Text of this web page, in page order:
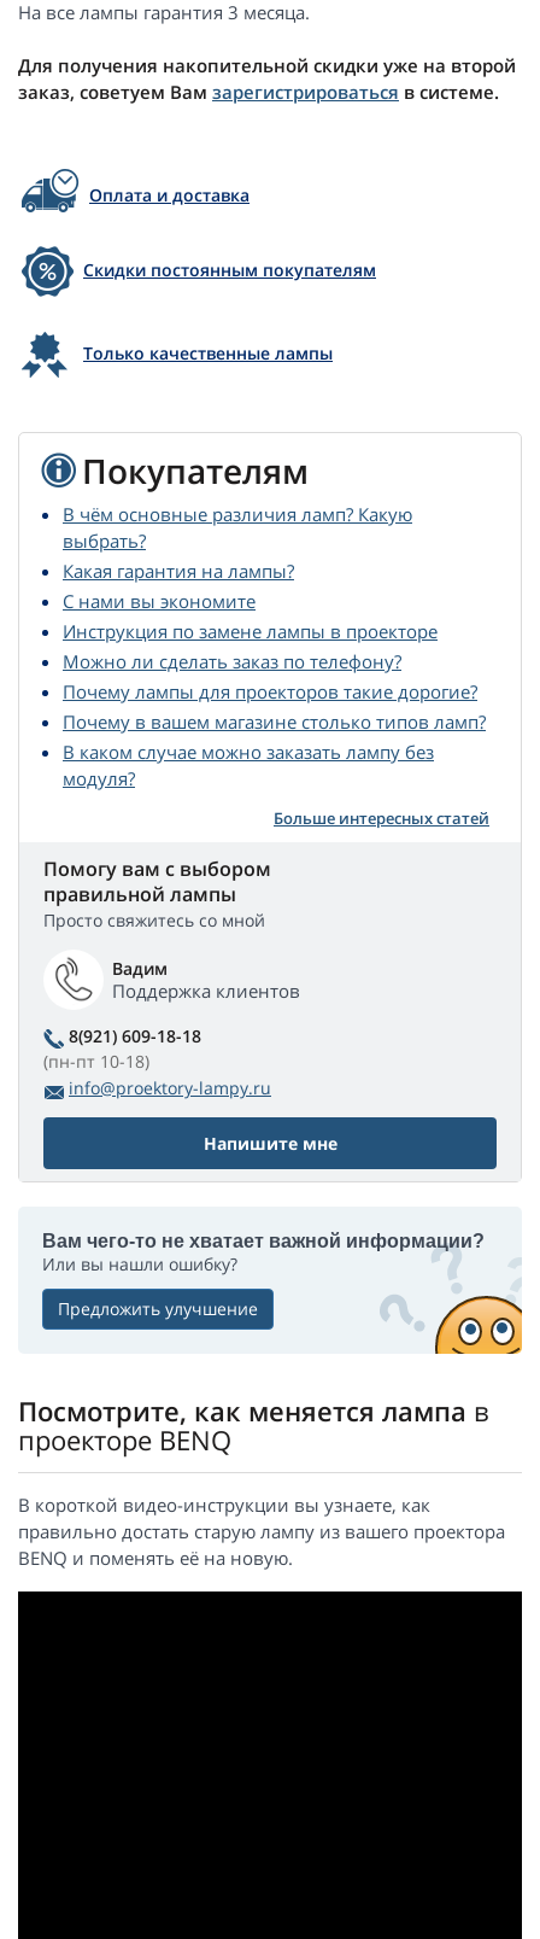
На все лампы гарантия 3 месяца.
Для получения накопительной скидки уже на второй
заказ, советуем Вам зарегистрироваться в системе.
Оплата и доставка
Скидки постоянным покупателям
Только качественные лампы
Покупателям
В чём основные различия ламп? Какую
выбрать?
Какая гарантия на лампы?
С нами вы экономите
Инструкция по замене лампы в проекторе
Можно ли сделать заказ по телефону?
Почему лампы для проекторов такие дорогие?
Почему в вашем магазине столько типов ламп?
В каком случае можно заказать лампу без
модуля?
Больше интересных статей
Помогу вам с выбором
правильной лампы
Просто свяжитесь со мной
Вадим
Поддержка клиентов
8(921) 609-18-18
(пн-пт 10-18)
info@proektory-lampy.ru
Напишите мне
Вам чего-то не хватает важной информации?
Или вы нашли ошибку?
Предложить улучшение
Посмотрите, как меняется лампа в
проекторе BENQ
В короткой видео-инструкции вы узнаете, как
правильно достать старую лампу из вашего проектора
BENQ и поменять её на новую.